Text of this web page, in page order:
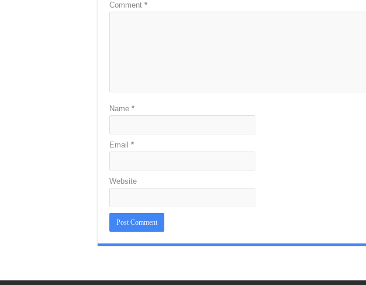
Comment *
Name *
Email *
Website